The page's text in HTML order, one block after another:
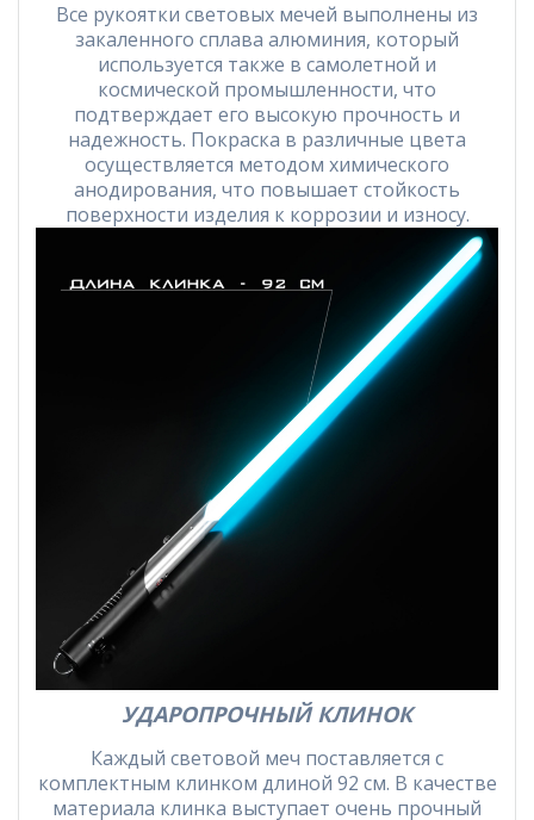
Все рукоятки световых мечей выполнены из
закаленного сплава алюминия, который
используется также в самолетной и
космической промышленности, что
подтверждает его высокую прочность и
надежность. Покраска в различные цвета
осуществляется методом химического
анодирования, что повышает стойкость
поверхности изделия к коррозии и износу.
УДАРОПРОЧНЫЙ КЛИНОК
Каждый световой меч поставляется с
комплектным клинком длиной 92 см. В качестве
материала клинка выступает очень прочный